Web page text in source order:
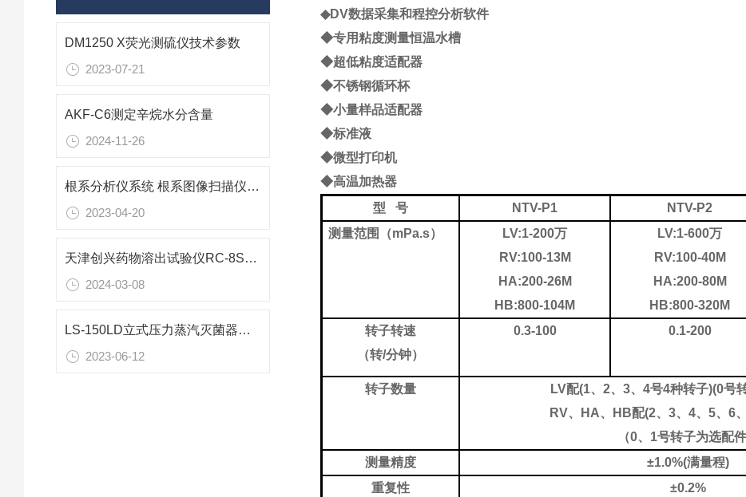
DM1250 X荧光测硫仪技术参数
2023-07-21
AKF-C6测定辛烷水分含量
2024-11-26
根系分析仪系统 根系图像扫描仪工作原理
2023-04-20
天津创兴药物溶出试验仪RC-8ST技术参数
2024-03-08
LS-150LD立式压力蒸汽灭菌器技术参数
2023-06-12
◆DV数据采集和程控分析软件
◆专用粘度测量恒温水槽
◆超低粘度适配器
◆不锈钢循环杯
◆小量样品适配器
◆标准液
◆微型打印机
◆高温加热器
型
号 NTV-P1 NTV-P2
测量范围（mPa.s） LV:1-200万
RV:100-13M
HA:200-26M
HB:800-104M
LV:1-600万
RV:100-40M
HA:200-80M
HB:800-320M
转子转速
（转/分钟）
0.3-100 0.1-200
转子数量 LV配(1、2、3、4号4种转子)(0号
RV、HA、HB配(2、3、4、5、6
（0、1号转子为选配件
测量精度
±1.0%(满量程)
重复性
±0.2%